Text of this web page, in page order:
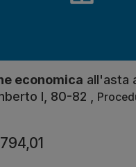
economica all'asta
I, 80-82 ,